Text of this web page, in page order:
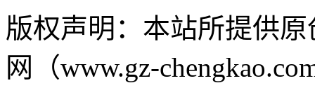
版权声明： 本站所提供
网（www.gz-